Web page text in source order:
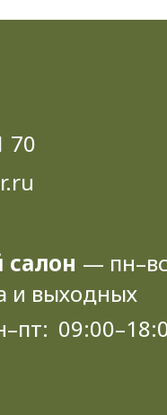
70
—
и выходных